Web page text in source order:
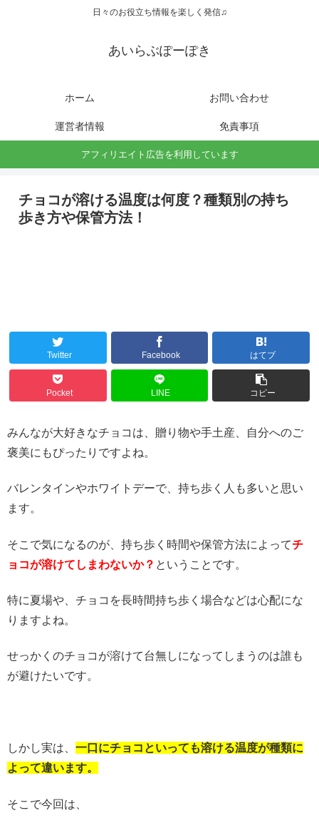
日々のお役立ち情報を楽しく発信♫
あいらぶぽーぽき
ホーム お問い合わせ
運営者情報 免責事項
アフィリエイト広告を利用しています
チョコが溶ける温度は何度？種類別の持ち
歩き方や保管方法！
Twitter Facebook はてブ
Pocket LINE コピー
みんなが大好きなチョコは、贈り物や手土産、自分へのご
褒美にもぴったりですよね。
バレンタインやホワイトデーで、持ち歩く人も多いと思い
ます。
そこで気になるのが、持ち歩く時間や保管方法によってチ
ョコが溶けてしまわないか？ ということです。
特に夏場や、チョコを長時間持ち歩く場合などは心配にな
りますよね。
せっかくのチョコが溶けて台無しになってしまうのは誰も
が避けたいです。
しかし実は、 一口にチョコといっても溶ける温度が種類に
よって違います。
そこで今回は、